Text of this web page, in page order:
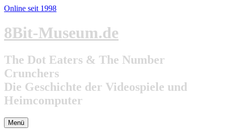
Online seit 1998
Zum
Inhalt
8Bit-Museum.de
The Dot Eaters & The Number
Crunchers
Die Geschichte der Videospiele und
Heimcomputer
Menü